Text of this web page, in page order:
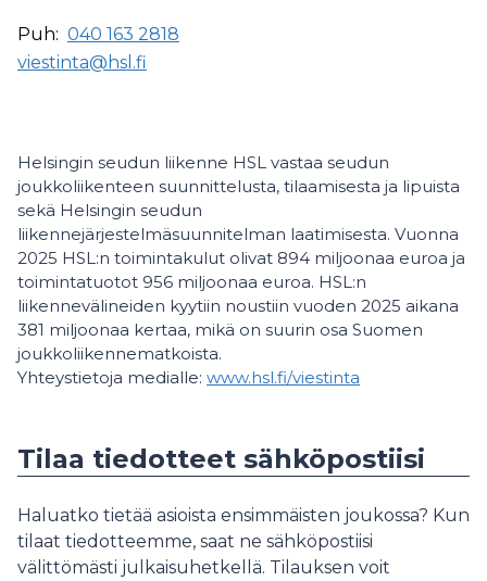
Puh: 040 163 2818
viestinta@hsl.fi
Helsingin seudun liikenne HSL vastaa seudun
joukkoliikenteen suunnittelusta, tilaamisesta ja lipuista
sekä Helsingin seudun
liikennejärjestelmäsuunnitelman laatimisesta. Vuonna
2025 HSL:n toimintakulut olivat 894 miljoonaa euroa ja
toimintatuotot 956 miljoonaa euroa. HSL:n
liikennevälineiden kyytiin noustiin vuoden 2025 aikana
381 miljoonaa kertaa, mikä on suurin osa Suomen
joukkoliikennematkoista.
Yhteystietoja medialle: www.hsl.fi/viestinta
Tilaa tiedotteet sähköpostiisi
Haluatko tietää asioista ensimmäisten joukossa? Kun
tilaat tiedotteemme, saat ne sähköpostiisi
välittömästi julkaisuhetkellä. Tilauksen voit